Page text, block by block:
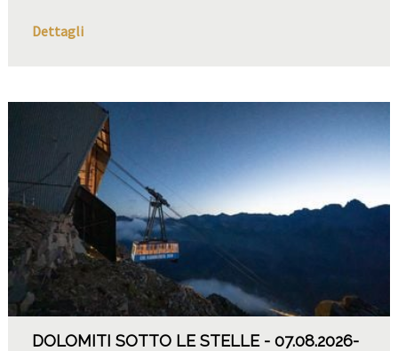
Dettagli
DOLOMITI SOTTO LE STELLE 07.08.2026-